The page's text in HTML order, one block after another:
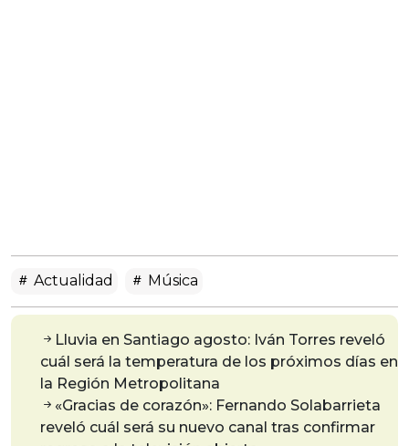
Actualidad Música
Lluvia en Santiago agosto: Iván Torres reveló
cuál será la temperatura de los próximos días en
la Región Metropolitana
«Gracias de corazón»: Fernando Solabarrieta
reveló cuál será su nuevo canal tras confirmar